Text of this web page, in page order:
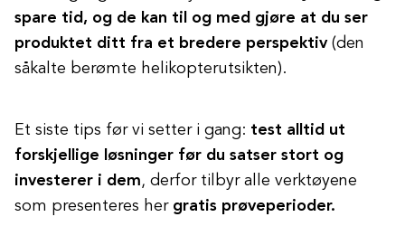
spare tid, og de kan til og med gjøre at du ser
produktet ditt fra et bredere perspektiv(den
såkalte berømte helikopterutsikten).
Et siste tips før vi setter i gang: test alltid ut
forskjellige løsninger før du satser stort og
investerer i dem, derfor tilbyr alle verktøyene
som presenteres her gratis prøveperioder.